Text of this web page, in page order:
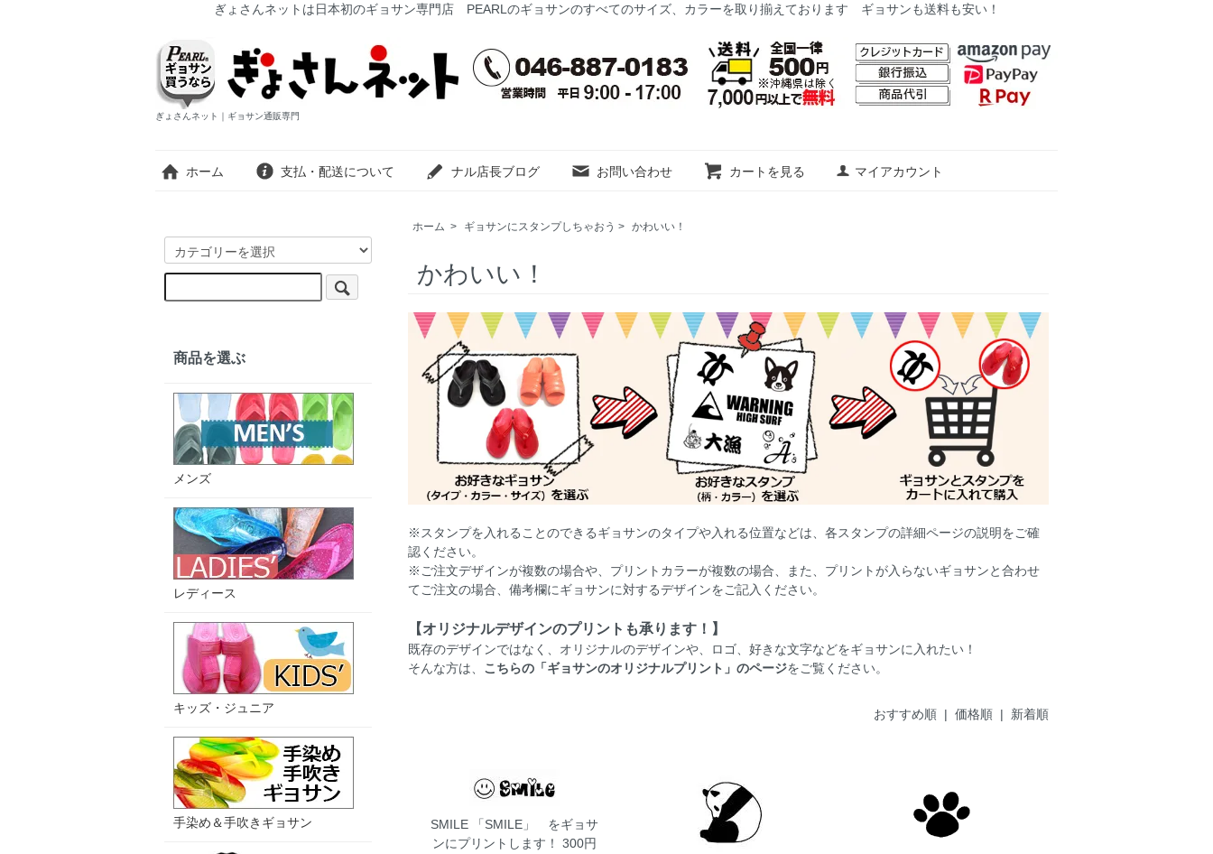
ぎょさんネットは日本初のギョサン専門店 PEARLのギョサンのすべてのサイズ、カラーを取り揃えております ギョサンも送料も安い！
ぎょさんネット｜ギョサン通販専門
ホーム 支払・配送について ナル店長ブログ お問い合わせ カートを見る マイアカウント
ホーム > ギョサンにスタンプしちゃおう > かわいい！
かわいい！
※スタンプを入れることのできるギョサンのタイプや入れる位置などは、各スタンプの詳細ページの説明をご確
認ください。
※ご注文デザインが複数の場合や、プリントカラーが複数の場合、また、プリントが入らないギョサンと合わせ
てご注文の場合、備考欄にギョサンに対するデザインをご記入ください。
【オリジナルデザインのプリントも承ります！】
既存のデザインではなく、オリジナルのデザインや、ロゴ、好きな文字などをギョサンに入れたい！
そんな方は、 こちらの「ギョサンのオリジナルプリント」のページをご覧ください。
おすすめ順 | 価格順 | 新着順
SMILE 「SMILE」 をギョサ
ンにプリントします！ 300円
商品を選ぶ
メンズ
レディース
キッズ・ジュニア
手染め＆手吹きギョサン